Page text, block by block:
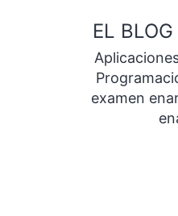
contenido
EL
examen